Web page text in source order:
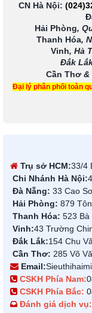
CN Hà Nội:
Hải Phòng,
Thanh Hóa,
Vinh, Hà
Đắk
Cần Thơ &
Đại lý phân phối toàn
Trụ sở HCM:33/4
Chi Nhánh Hà Nội:
Đà Nẵng: 33 Cao
Hải Phòng: 879
Thanh Hóa: 523 Bà
Vinh:43 Trường
Đắk Lắk:154 Chu
Cần Thơ: 285 Võ
Email:
CSKH Phía Nam:
CSKH Phía Bắc:
Đánh giá dịch vụ: